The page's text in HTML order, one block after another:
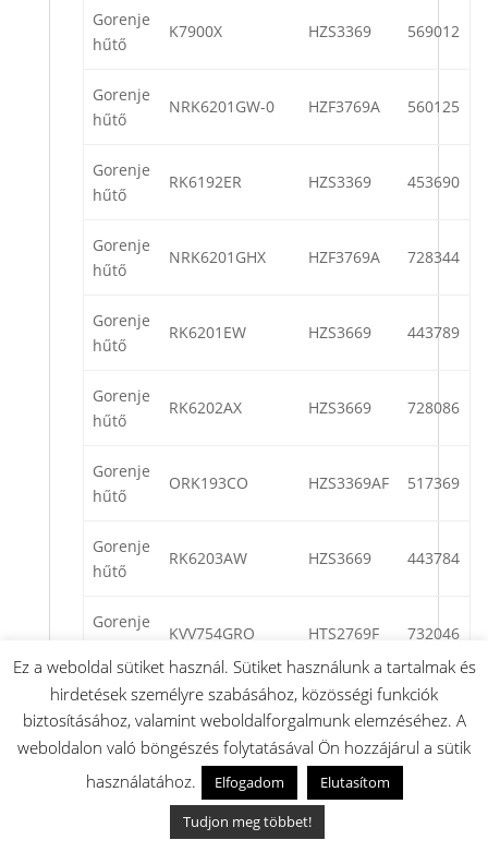
Gorenje
hűtő
K7900X HZS3369 569012
Gorenje
hűtő
NRK6201GW-0 HZF3769A 560125
Gorenje
hűtő
RK6192ER HZS3369 453690
Gorenje
hűtő
NRK6201GHX HZF3769A 728344
Gorenje
hűtő
RK6201EW HZS3669 443789
Gorenje
hűtő
RK6202AX HZS3669 728086
Gorenje
hűtő
ORK193CO HZS3369AF 517369
Gorenje
hűtő
RK6203AW HZS3669 443784
Gorenje
KVV754GRO HTS2769F 732046
Gorenje
hűtő
ORK192O-L HZS3369AF 536744
Gorenje
ORK193BK HZS3369AF
Ez a weboldal sütiket használ. Sütiket használunk a tartalmak és
hirdetések személyre szabásához, közösségi funkciók
biztosításához, valamint weboldalforgalmunk elemzéséhez. A
weboldalon való böngészés folytatásával Ön hozzájárul a sütik
használatához.
Elfogadom
Elutasítom
Tudjon meg többet!